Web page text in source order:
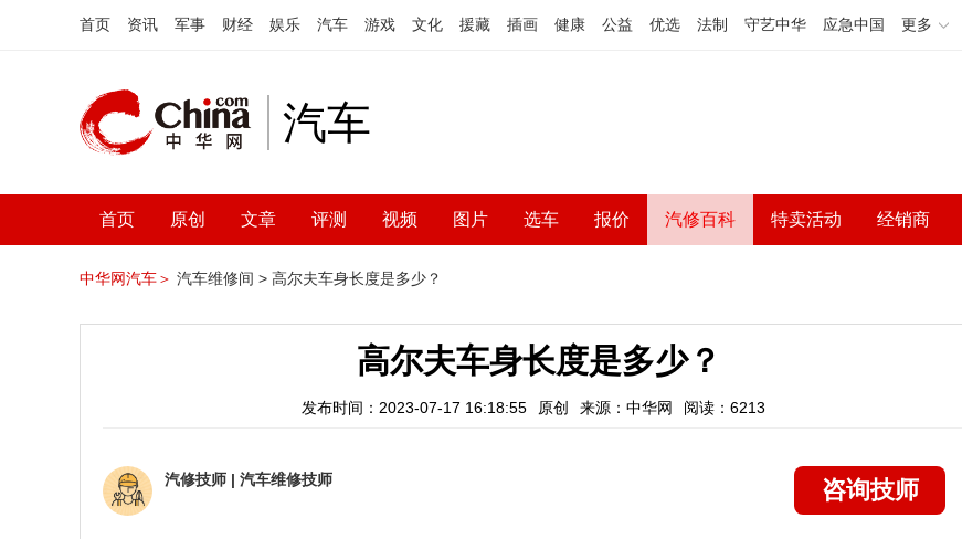
首页 资讯 军事 财经 娱乐 汽车 游戏 文化 援藏 插画 健康 公益 优选 法制 守艺中华 应急中国 更多
汽车
首页 原创 文章 评测 视频 图片 选车 报价 汽修百科 特卖活动 经销商
中华网汽车＞ 汽车维修间 > 高尔夫车身长度是多少？
高尔夫车身长度是多少？
发布时间：2023-07-17 16:18:55 原创 来源：中华网 阅读：6213
汽修技师 | 汽车维修技师 咨询技师